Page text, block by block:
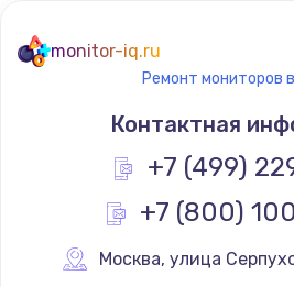
Заказать
Не сопряжается с
900 руб.
Заказать
Помехи и
monitor-iq.ru
Ремонт мониторов
Контактная
+7 (499)
+7 (800)
Москва, улица